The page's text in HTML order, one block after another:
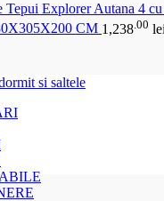
Explorer Autana 4
CM 1,238 .00
si saltele